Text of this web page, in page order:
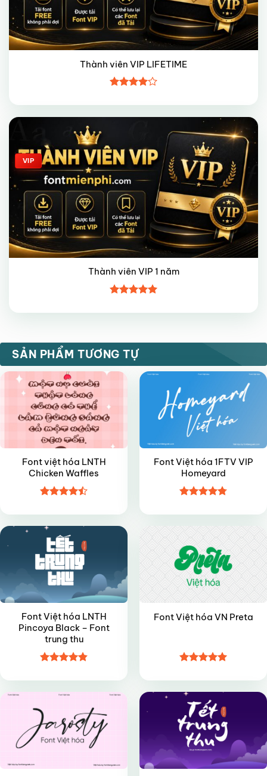
Thành viên VIP LIFETIME
xếp hạng
45 sao
Giảm giá!
VIP
Thành viên VIP 1 năm
hạng55
SẢN PHẨM TƯƠNG TỰ
VIP
Font việt hóa LNTH
Chicken Waffles
hạng4.45
5 sao
Font Việt hóa 1FTV VIP
Homeyard
hạng4.85
Font Việt hóa LNTH
Pincoya Black – Font
trung thu
hạng4.85
5 sao
Font Việt hóa VN Preta
hạng55
sao